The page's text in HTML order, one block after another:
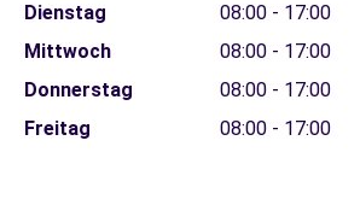
Dienstag
08:00 - 17:00
Mittwoch
08:00 - 17:00
Donnerstag
08:00 - 17:00
Freitag
08:00 - 17:00